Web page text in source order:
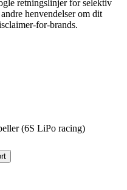
retningslinjer for selektiv
henvendelser om dit
for-brands.
(6S LiPo racing)